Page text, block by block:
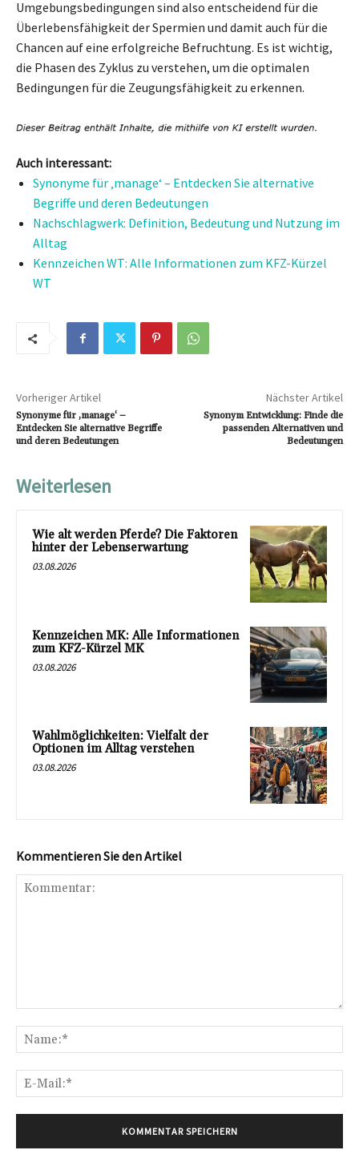
Umgebungsbedingungen sind also entscheidend für die
Überlebensfähigkeit der Spermien und damit auch für die
Chancen auf eine erfolgreiche Befruchtung. Es ist wichtig,
die Phasen des Zyklus zu verstehen, um die optimalen
Bedingungen für die Zeugungsfähigkeit zu erkennen.
Auch interessant:
Synonyme für ‚manage‘ – Entdecken Sie alternative
Begriffe und deren Bedeutungen
Nachschlagwerk: Definition, Bedeutung und Nutzung im
Alltag
Kennzeichen WT: Alle Informationen zum KFZ-Kürzel
WT
Vorheriger Artikel
Synonyme für ‚manage‘ –
Entdecken Sie alternative Begriffe
und deren Bedeutungen
Nächster Artikel
Synonym Entwicklung: Finde die
passenden Alternativen und
Bedeutungen
Weiterlesen
Wie alt werden Pferde? Die Faktoren
hinter der Lebenserwartung
03.08.2026
Kennzeichen MK: Alle Informationen
zum KFZ-Kürzel MK
03.08.2026
Wahlmöglichkeiten: Vielfalt der
Optionen im Alltag verstehen
03.08.2026
Kommentieren Sie den Artikel